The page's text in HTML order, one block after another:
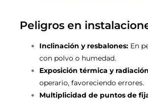
Peligros en
Inclinación y resbalones: En
con polvo o humedad.
Exposición térmica y
operario, favoreciendo errores.
Multiplicidad de puntos de